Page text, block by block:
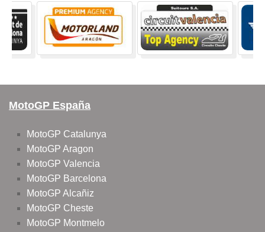
MotoGP España
MotoGP Catalunya
MotoGP Aragon
MotoGP Valencia
MotoGP Barcelona
MotoGP Alcañiz
MotoGP Cheste
MotoGP Montmelo